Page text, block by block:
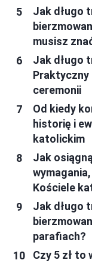
Jak długo
musisz
Jak długo
Praktyczny
ceremonii
Od kiedy
historię i
katolickim
Jak
Kościele
Jak długo
parafiach?
Czy 5 zł to